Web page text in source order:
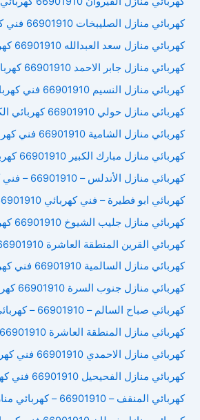
كهربائي منازل الصليبخات 66901910 فني كهربائي
كهربائي منازل سعد العبدالله 66901910 كهربائي
كهربائي منازل جابر الاحمد 66901910 كهربائي
كهربائي منازل النسيم 66901910 فني كهربائي
كهربائي منازل حولي 66901910 كهربائي الكويت
كهربائي منازل الشامية 66901910 فني كهربائي
كهربائي منازل مبارك الكبير 66901910 كهربائي
كهربائي منازل الأندلس – 66901910 – فني كهربائي
كهربائي ابو فطيرة – فني كهربائي 66901910
كهربائي منازل جليب الشيوخ 66901910 كهربائي هندي
كهربائي القرين المنطقة العاشرة 66901910 معلم
كهربائي منازل السالمية 66901910 فني كهربائي
كهربائي منازل جنوب السرة 66901910 كهربائي حولي
كهربائي صباح السالم – 66901910 – كهربائي العدان
كهربائي منازل المنطقة العاشرة 66901910 رقم كهربائي
كهربائي منازل الاحمدي 66901910 فني كهربائي
كهربائي منازل الفحيحيل 66901910 فني كهربائي
كهربائي المنقف – 66901910 – كهربائي منازل – كهربائي الكويت